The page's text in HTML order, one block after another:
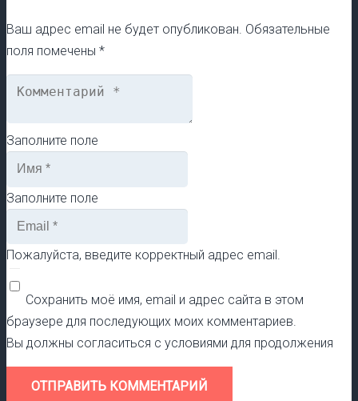
Ваш адрес email не будет опубликован. Обязательные
поля помечены *
Заполните поле
Заполните поле
Пожалуйста, введите корректный адрес email.
Сохранить моё имя, email и адрес сайта в этом
браузере для последующих моих комментариев.
Вы должны согласиться с условиями для продолжения
ОТПРАВИТЬ КОММЕНТАРИЙ